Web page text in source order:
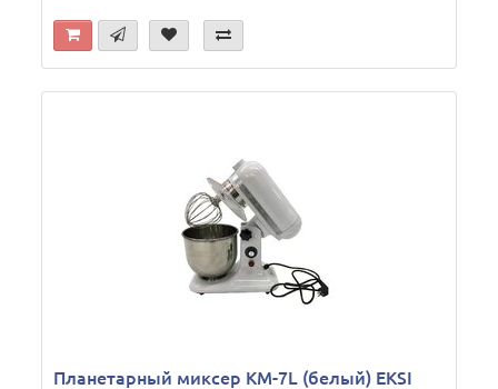
Планетарный миксер KM-7L (белый) EKSI